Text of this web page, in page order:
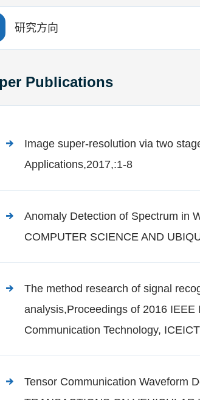
研究方向
Publications
Image super-resolution via two
Applications,2017,:1-8
Anomaly Detection of Spectrum in
COMPUTER SCIENCE AND
The method research of signal
analysis,Proceedings of 2016
Communication Technology,
Tensor Communication Waveform